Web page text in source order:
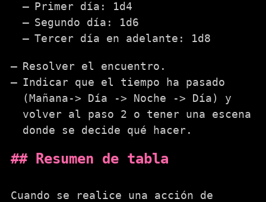
Primer día: 1d4
Segundo día: 1d6
Tercer día en adelante: 1d8
Resolver el encuentro.
Indicar que el tiempo ha pasado
(Mañana-> Día -> Noche -> Día) y
volver al paso 2 o tener una escena
donde se decide qué hacer.
Resumen de tabla
Cuando se realice una acción de